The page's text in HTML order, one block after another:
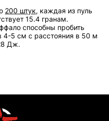
200 штук, каждая из пуль
15.4 гранам.
способны пробить
4-5 см с расстояния в 50 м
Дж.